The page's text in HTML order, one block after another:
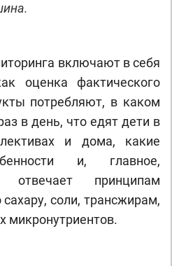
включают в себя
оценка фактического
потребляют, в каком
в день, что едят дети в
и дома, какие
и, главное,
отвечает принципам
соли, трансжирам,
микронутриентов.